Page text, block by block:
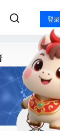
登录